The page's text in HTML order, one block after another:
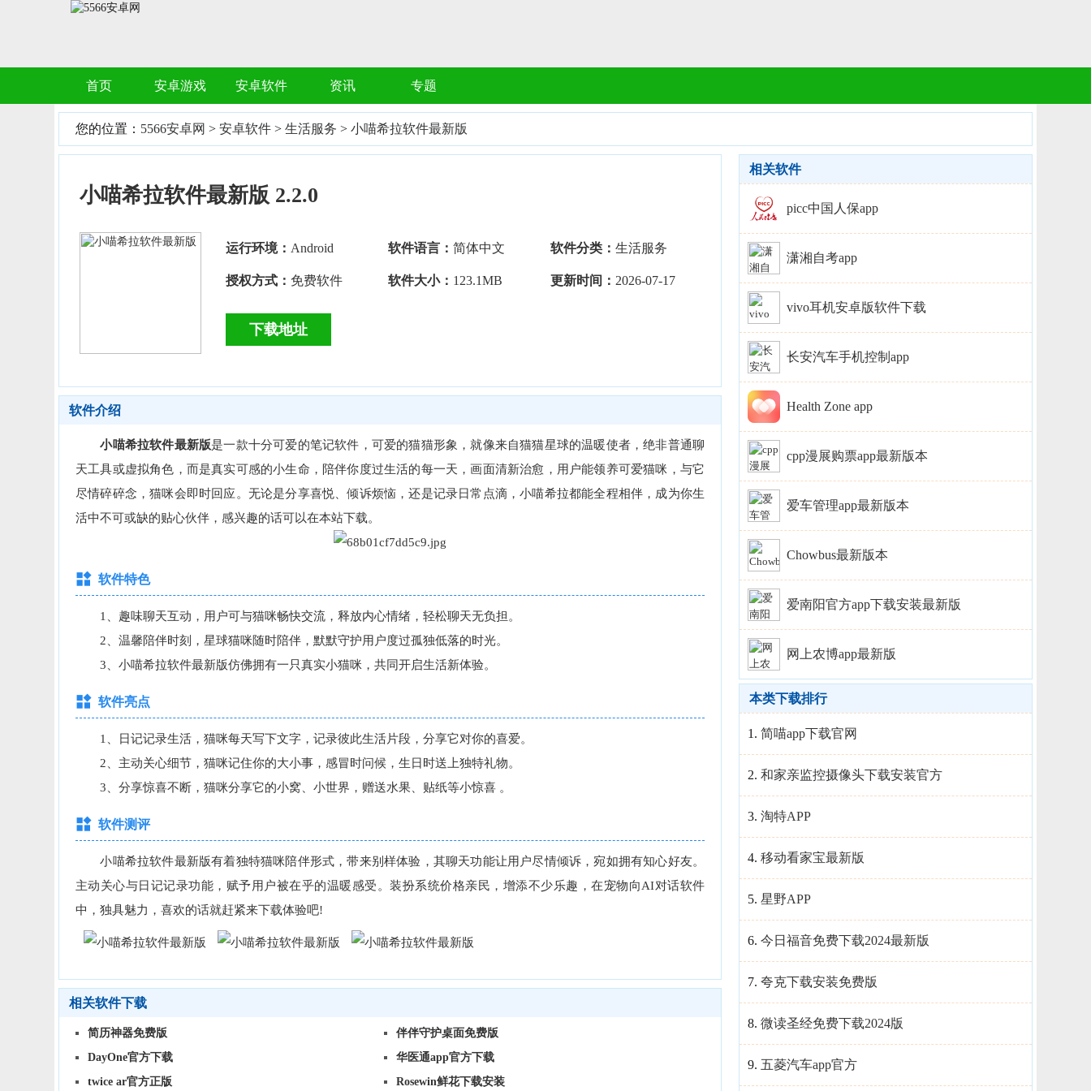
首页 安卓游戏 安卓软件 资讯 专题
您的位置： 5566安卓网 > 安卓软件 > 生活服务 > 小喵希拉软件最新版
小喵希拉软件最新版 2.2.0
运行环境： Android 软件语言： 简体中文 软件分类： 生活服务
授权方式： 免费软件 软件大小： 123.1MB 更新时间： 2026-07-17
下载地址
软件介绍
小喵希拉软件最新版是一款十分可爱的笔记软件，可爱的猫猫形象，就像来自猫猫星球的温暖使者，绝非普通聊
天工具或虚拟角色，而是真实可感的小生命，陪伴你度过生活的每一天，画面清新治愈，用户能领养可爱猫咪，与它
尽情碎碎念，猫咪会即时回应。无论是分享喜悦、倾诉烦恼，还是记录日常点滴，小喵希拉都能全程相伴，成为你生
活中不可或缺的贴心伙伴，感兴趣的话可以在本站下载。
软件特色
1、趣味聊天互动，用户可与猫咪畅快交流，释放内心情绪，轻松聊天无负担。
2、温馨陪伴时刻，星球猫咪随时陪伴，默默守护用户度过孤独低落的时光。
3、小喵希拉软件最新版仿佛拥有一只真实小猫咪，共同开启生活新体验。
软件亮点
1、日记记录生活，猫咪每天写下文字，记录彼此生活片段，分享它对你的喜爱。
2、主动关心细节，猫咪记住你的大小事，感冒时问候，生日时送上独特礼物。
3、分享惊喜不断，猫咪分享它的小窝、小世界，赠送水果、贴纸等小惊喜 。
软件测评
小喵希拉软件最新版有着独特猫咪陪伴形式，带来别样体验，其聊天功能让用户尽情倾诉，宛如拥有知心好友。
主动关心与日记记录功能，赋予用户被在乎的温暖感受。装扮系统价格亲民，增添不少乐趣，在宠物向AI对话软件
中，独具魅力，喜欢的话就赶紧来下载体验吧!
相关软件下载
简历神器免费版
伴伴守护桌面免费版
DayOne官方下载
华医通app官方下载
twice ar官方正版
Rosewin鲜花下载安装
相关软件
picc中国人保app
潇湘自考app
vivo耳机安卓版软件下载
长安汽车手机控制app
Health Zone app
cpp漫展购票app最新版本
爱车管理app最新版本
Chowbus最新版本
爱南阳官方app下载安装最新版
网上农博app最新版
本类下载排行
1. 简喵app下载官网
2. 和家亲监控摄像头下载安装官方
3. 淘特APP
4. 移动看家宝最新版
5. 星野APP
6. 今日福音免费下载2024最新版
7. 夸克下载安装免费版
8. 微读圣经免费下载2024版
9. 五菱汽车app官方